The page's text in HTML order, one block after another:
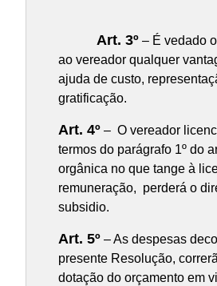
Art. 3º – É vedado
ao vereador qualquer
ajuda de custo,
gratificação.
Art. 4º – O vereador
termos do parágrafo 1º do
orgânica no que tange à
remuneração, perderá o
subsidio.
Art. 5º – As despesas
presente Resolução,
dotação do orçamento em